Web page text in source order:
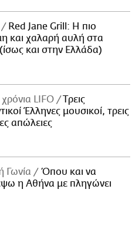
Red Jane Grill: Η πιο
και χαλαρή αυλή στα
και στην Ελλάδα)
χρόνια LIFO
Tρεις
Έλληνες μουσικοί, τρεις
απώλειες
Γωνία
Όπου και να
η Αθήνα με πληγώνει